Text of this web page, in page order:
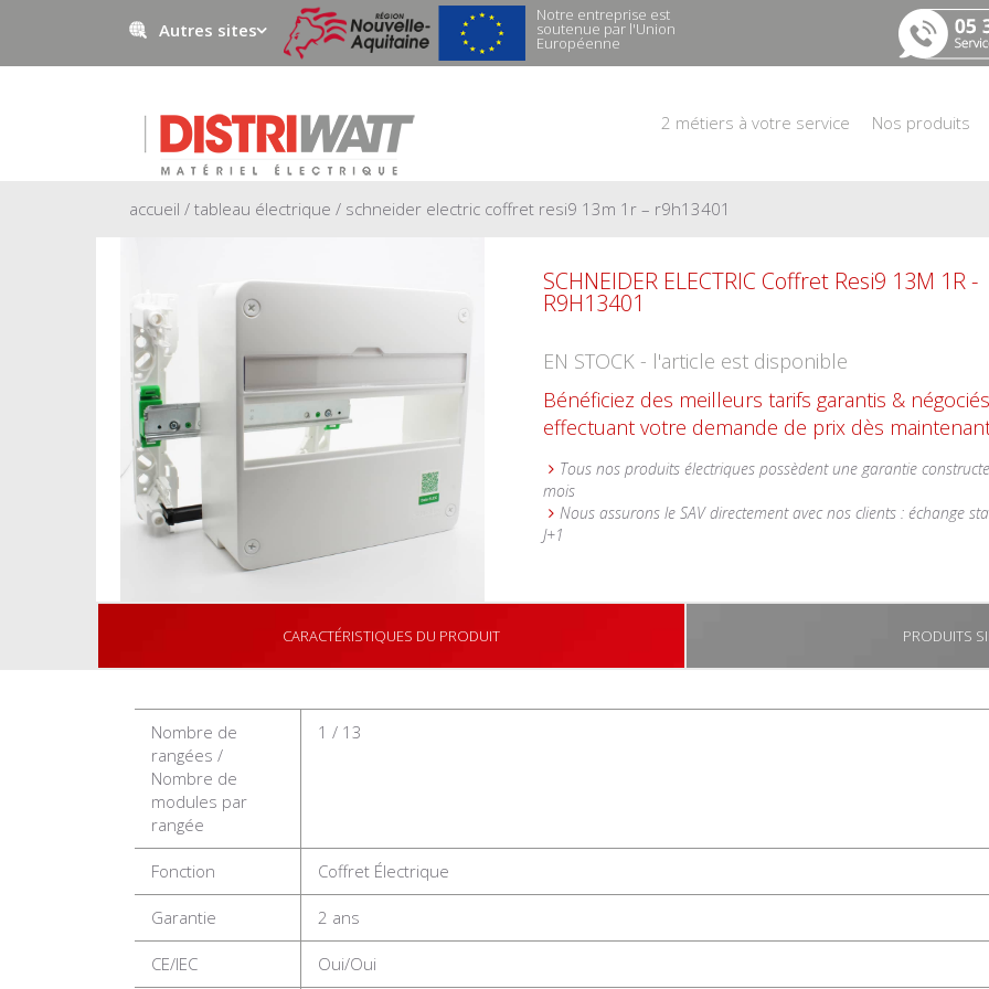
2 métiers à votre service Nos produits
Autres sites
Negowatt
Prestawatt
Notre entreprise est
soutenue par l'Union
Européenne
accueil / tableau électrique / schneider electric coffret resi9 13m 1r – r9h13401
SCHNEIDER ELECTRIC Coffret Resi9 13M 1R -
R9H13401
EN STOCK - l'article est disponible
Bénéficiez des meilleurs tarifs garantis &
effectuant votre demande de prix dès
Tous nos produits électriques possèdent une garantie
mois
Nous assurons le SAV directement avec nos clients : échange
J+1
CARACTÉRISTIQUES DU PRODUIT PRODUITS
Nombre de
rangées /
Nombre de
modules par
rangée
1 / 13
Fonction Coffret Électrique
Garantie 2 ans
CE/IEC Oui/Oui